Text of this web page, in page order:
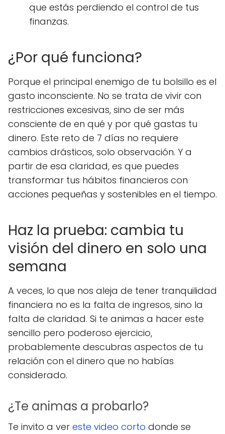
que estás perdiendo el control de tus
finanzas.
¿Por qué funciona?
Porque el principal enemigo de tu bolsillo es el
gasto inconsciente. No se trata de vivir con
restricciones excesivas, sino de ser más
consciente de en qué y por qué gastas tu
dinero. Este reto de 7 días no requiere
cambios drásticos, solo observación. Y a
partir de esa claridad, es que puedes
transformar tus hábitos financieros con
acciones pequeñas y sostenibles en el tiempo.
Haz la prueba: cambia tu
visión del dinero en solo una
semana
A veces, lo que nos aleja de tener tranquilidad
financiera no es la falta de ingresos, sino la
falta de claridad. Si te animas a hacer este
sencillo pero poderoso ejercicio,
probablemente descubras aspectos de tu
relación con el dinero que no habías
considerado.
¿Te animas a probarlo?
Te invito a ver este video corto donde se